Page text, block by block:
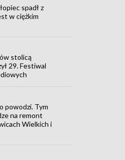
spadł z
w ciężkim
stolicą
29. Festiwal
powodzi. Tym
na remont
Wielkich i